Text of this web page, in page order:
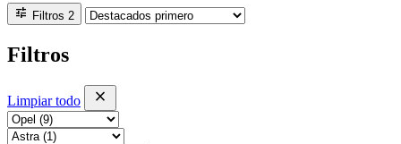
tune Filtros 2
Filtros
Limpiar todo close